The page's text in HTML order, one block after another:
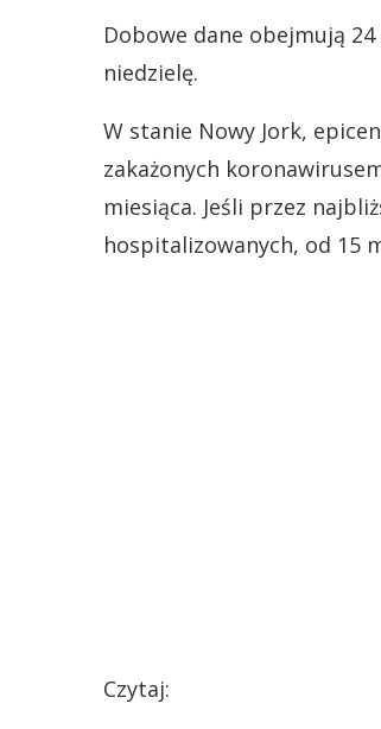
Dobowe dane obejmują
niedzielę.
W stanie Nowy Jork,
zakażonych
miesiąca. Jeśli przez
hospitalizowanych, od 15
Czytaj: